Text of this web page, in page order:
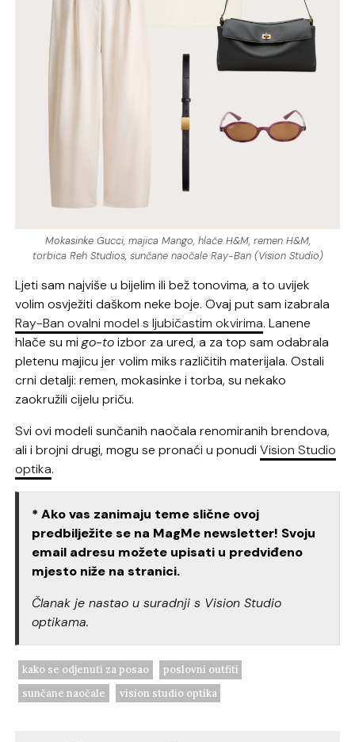
Mokasinke Gucci, majica Mango, hlače H&M, remen H&M,
torbica Reh Studios, sunčane naočale Ray-Ban (Vision Studio)
Ljeti sam najviše u bijelim ili bež tonovima, a to uvijek
volim osvježiti daškom neke boje. Ovaj put sam izabrala
Ray-Ban ovalni model s ljubičastim okvirima. Lanene
hlače su migo-toizbor za ured, a za top sam odabrala
pletenu majicu jer volim miks različitih materijala. Ostali
crni detalji: remen, mokasinke i torba, su nekako
zaokružili cijelu priču.
Svi ovi modeli sunčanih naočala renomiranih brendova,
ali i brojni drugi, mogu se pronaći u ponudiVision Studio
optika.
* Ako vas zanimaju teme slične ovoj
predbilježite se na MagMe newsletter! Svoju
email adresu možete upisati u predviđeno
mjesto niže na stranici.
Članak je nastao u suradnji s Vision Studio
optikama.
kako se odjenuti za posao
poslovni outfiti
sunčane naočale
vision studio optika